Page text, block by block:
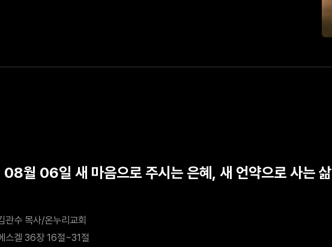
월 06일 새 마음으로 주시는 은혜, 새 언약으로 사는 삶
관수 목사/온누리교회
스겔 36장 16절~31절